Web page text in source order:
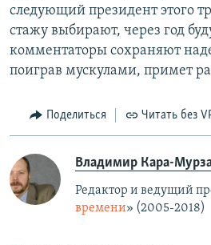
следующий президент этого
стажу выбирают, через год
комментаторы сохраняют
поиграв мускулами, примет
Поделиться Читать без
Владимир Кара-
Редактор и ведущий
времени» (2005-2018)